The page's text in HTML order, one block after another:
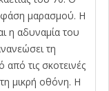
φάση μαρασμού. Η
η αδυναμία του
τη
τις σκοτεινές
μικρή οθόνη. Η